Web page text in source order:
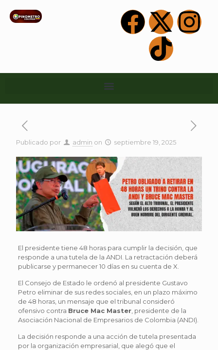
Publicado por admin on septiembre 19, 2025
El presidente tiene 48 horas para cumplir la decisión, que
responde a una tutela de la ANDI. La retractación deberá
publicarse y permanecer 10 días en su cuenta de X.
El Consejo de Estado le ordenó al presidente Gustavo
Petro eliminar de sus redes sociales, en un plazo máximo
de 48 horas, un mensaje que el tribunal consideró
ofensivo contra Bruce Mac Master, presidente de la
Asociación Nacional de Empresarios de Colombia (ANDI).
La decisión responde a una acción de tutela presentada
por la organización empresarial, que alegó que el